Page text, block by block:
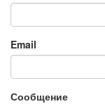
Email
Сообщение